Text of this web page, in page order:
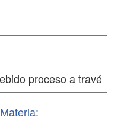
Materia: